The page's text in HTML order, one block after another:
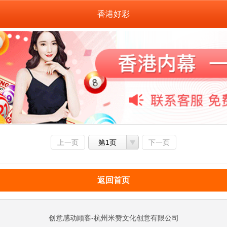
香港好彩
上一页 第1页 下一页
返回首页
创意感动顾客-杭州米赞文化创意有限公司